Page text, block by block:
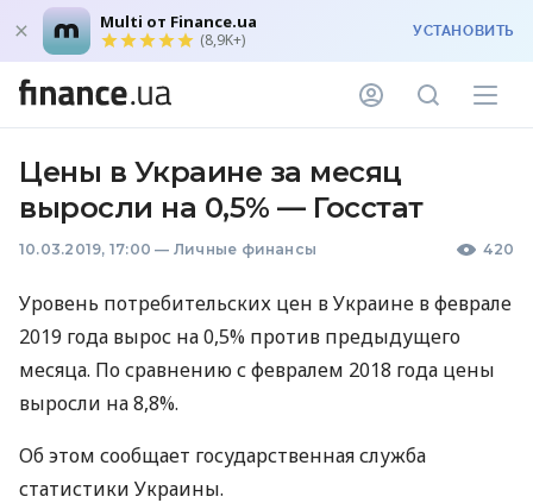
Multi от Finance.ua
(8,9K+) УСТАНОВИТЬ
Цены в Украине за месяц
выросли на 0,5% — Госстат
10.03.2019, 17:00 — Личные финансы 420
Уровень потребительских цен в Украине в феврале
2019 года вырос на 0,5% против предыдущего
месяца. По сравнению с февралем 2018 года цены
выросли на 8,8%.
Об этом сообщает государственная служба
статистики Украины.